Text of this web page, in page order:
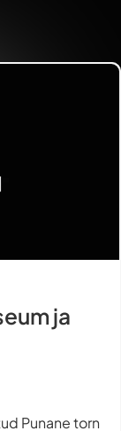
ja
Punane torn